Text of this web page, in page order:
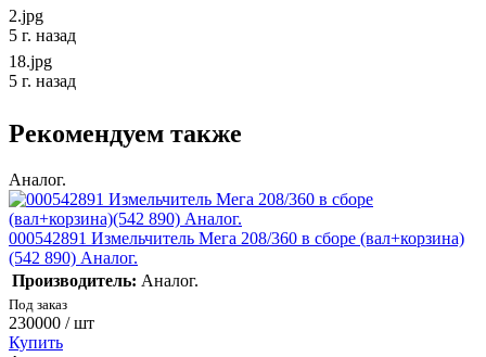
2.jpg
5 г. назад
18.jpg
5 г. назад
Рекомендуем также
Аналог.
000542891 Измельчитель Мега 208/360 в сборе (вал+корзина)
(542 890) Аналог.
Производитель: Аналог.
Под заказ
230000 / шт
Купить